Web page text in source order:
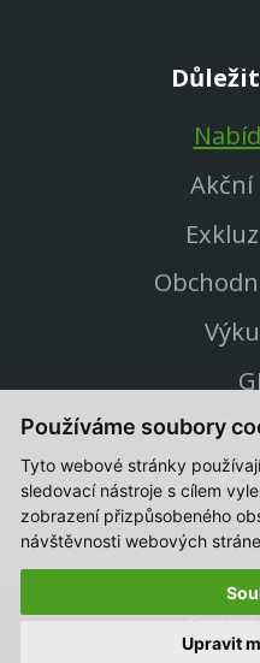
Používáme soubory
Tyto webové stránky
sledovací nástroje s cílem
zobrazení přizpůsobeného
návštěvnosti webových
Upravit
Proč
© 2021-2026, CB Auto
Created